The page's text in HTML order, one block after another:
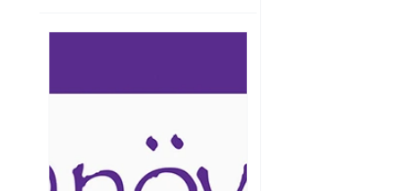
elérhetők lapszámaink. Bárhol,